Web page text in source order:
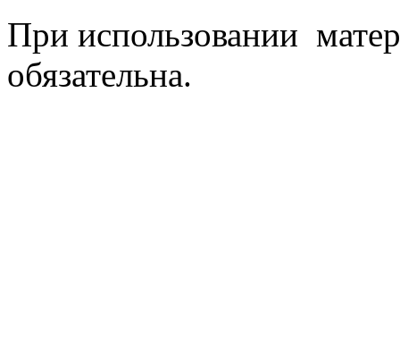
При использовании
обязательна.